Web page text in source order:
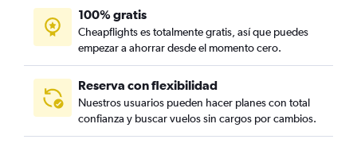
100% gratis
Cheapflights es totalmente gratis, así que puedes
empezar a ahorrar desde el momento cero.
Reserva con flexibilidad
Nuestros usuarios pueden hacer planes con total
confianza y buscar vuelos sin cargos por cambios.